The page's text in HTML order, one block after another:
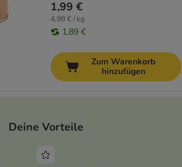
1,99 €
4,98 € / kg
1,89 €
Zum Warenkorb
hinzufügen
Deine Vorteile